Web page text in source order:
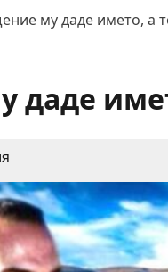
му даде името, а
даде